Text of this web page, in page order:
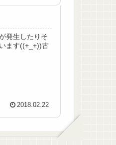
発生したりそ
ます((+_+))古
2018.02.22